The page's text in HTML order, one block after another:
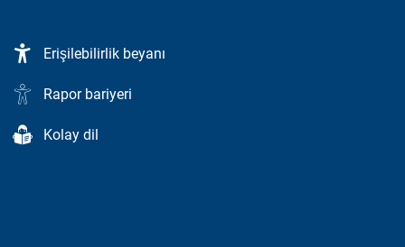
Erişilebilirlik beyanı
Rapor bariyeri
Kolay dil